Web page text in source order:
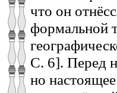
что он
формальной
С. 6]. Перед
но